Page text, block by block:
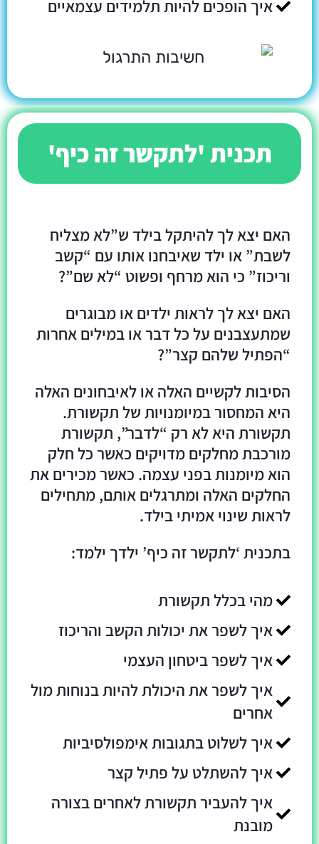
איך הופכים להיות תלמידים עצמאיים
תכנית 'לתקשר זה כיף'
האם יצא לך להיתקל בילד ש”לא מצליח
לשבת” או ילד שאיבחנו אותו עם “קשב
וריכוז” כי הוא מרחף ופשוט “לא שם”?
האם יצא לך לראות ילדים או מבוגרים
שמתעצבנים על כל דבר או במילים אחרות
“הפתיל שלהם קצר”?
הסיבות לקשיים האלה או לאיבחונים האלה
היא המחסור במיומנויות של תקשורת.
תקשורת היא לא רק “לדבר”, תקשורת
מורכבת מחלקים מדויקים כאשר כל חלק
הוא מיומנות בפני עצמה. כאשר מכירים את
החלקים האלה ומתרגלים אותם, מתחילים
לראות שינוי אמיתי בילד.
בתכנית ‘לתקשר זה כיף’ ילדך ילמד:
מהי בכלל תקשורת
איך לשפר את יכולות הקשב והריכוז
איך לשפר ביטחון העצמי
איך לשפר את היכולת להיות בנוחות מול
אחרים
איך לשלוט בתגובות אימפולסיביות
איך להשתלט על פתיל קצר
איך להעביר תקשורת לאחרים בצורה
מובנת